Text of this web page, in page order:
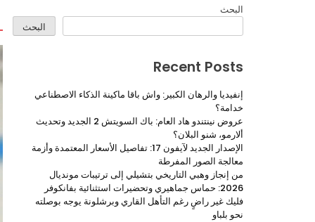
البحث
البحث
Recent Posts
إنفيديا والرهان الكبير: واش باقا ماكينة الذكاء الاصطناعي
خدامة؟
عروض نينتندو هاد العام: باك السويتش 2 الجديد وتحديث
ألارمو، شنو البلان؟
الإصدار الجديد لآيفون 17: تفاصيل الأسعار المعتمدة وأزمة
معالجة الصور المفرطة
من إنجاز وهبي التاريخي بتشيلي إلى ترتيبات مونديال
2026: حماس جماهيري وتحضيرات استثنائية بفانكوفر
فليك غير راضٍ رغم التأهل القاري وبرشلونة يوجه بوصلته
نحو بلباو